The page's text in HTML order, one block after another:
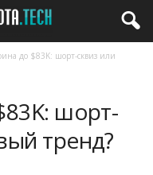
до $83K: шорт-сквиз или
шорт-
тренд?